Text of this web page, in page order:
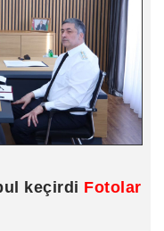
keçirdi Fotolar